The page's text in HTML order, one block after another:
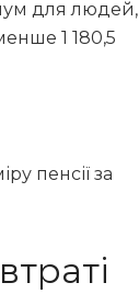
для людей,
1 180,5
пенсії за